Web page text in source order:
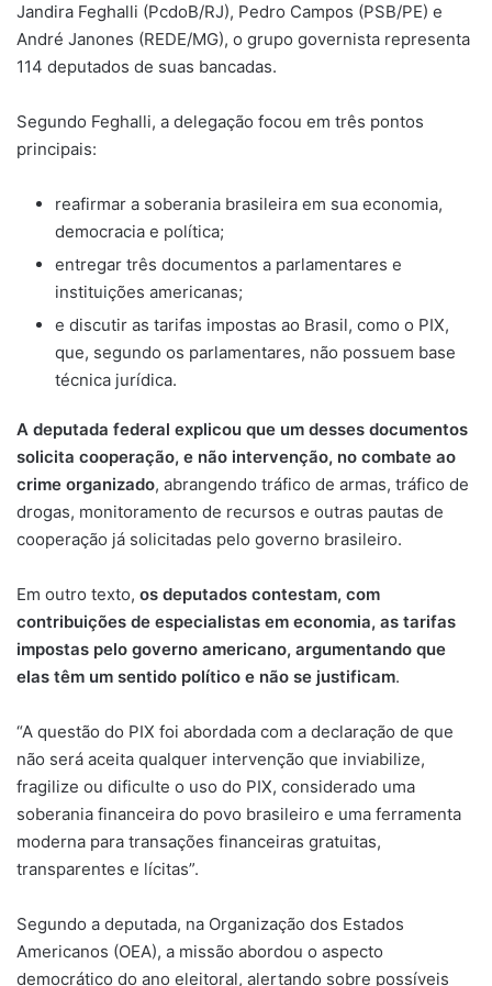
Jandira Feghalli (PcdoB/RJ), Pedro Campos (PSB/PE) e
André Janones (REDE/MG), o grupo governista representa
114 deputados de suas bancadas.
Segundo Feghalli, a delegação focou em três pontos
principais:
reafirmar a soberania brasileira em sua economia,
democracia e política;
entregar três documentos a parlamentares e
instituições americanas;
e discutir as tarifas impostas ao Brasil, como o PIX,
que, segundo os parlamentares, não possuem base
técnica jurídica.
A deputada federal explicou que um desses documentos
solicita cooperação, e não intervenção, no combate ao
crime organizado, abrangendo tráfico de armas, tráfico de
drogas, monitoramento de recursos e outras pautas de
cooperação já solicitadas pelo governo brasileiro.
Em outro texto, os deputados contestam, com
contribuições de especialistas em economia, as tarifas
impostas pelo governo americano, argumentando que
elas têm um sentido político e não se justificam.
“A questão do PIX foi abordada com a declaração de que
não será aceita qualquer intervenção que inviabilize,
fragilize ou dificulte o uso do PIX, considerado uma
soberania financeira do povo brasileiro e uma ferramenta
moderna para transações financeiras gratuitas,
transparentes e lícitas”.
Segundo a deputada, na Organização dos Estados
Americanos (OEA), a missão abordou o aspecto
democrático do ano eleitoral, alertando sobre possíveis